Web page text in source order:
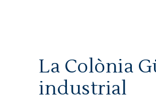
La Colònia
industrial